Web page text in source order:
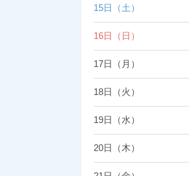
15日（土）
16日（日）
17日（月）
18日（火）
19日（水）
20日（木）